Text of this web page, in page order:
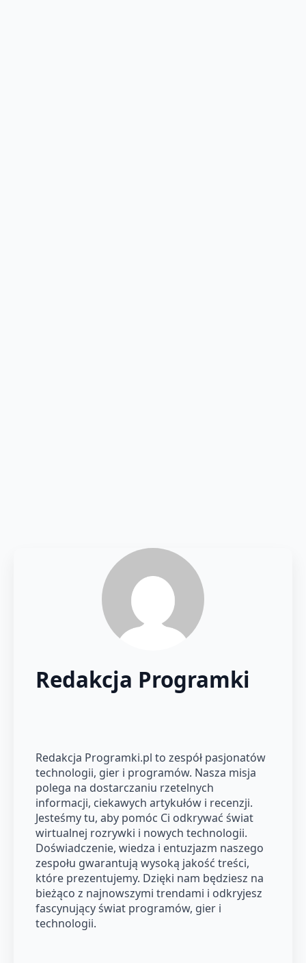
Redakcja Programki
Redakcja Programki.pl to zespół pasjonatów
technologii, gier i programów. Nasza misja
polega na dostarczaniu rzetelnych
informacji, ciekawych artykułów i recenzji.
Jesteśmy tu, aby pomóc Ci odkrywać świat
wirtualnej rozrywki i nowych technologii.
Doświadczenie, wiedza i entuzjazm naszego
zespołu gwarantują wysoką jakość treści,
które prezentujemy. Dzięki nam będziesz na
bieżąco z najnowszymi trendami i odkryjesz
fascynujący świat programów, gier i
technologii.